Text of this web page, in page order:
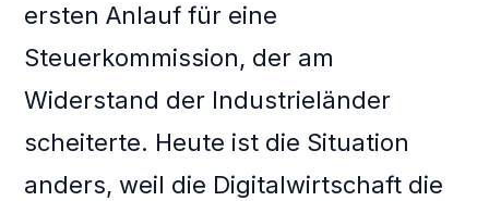
ersten Anlauf für eine
Steuerkommission, der am
Widerstand der Industrieländer
scheiterte. Heute ist die Situation
anders, weil die Digitalwirtschaft die